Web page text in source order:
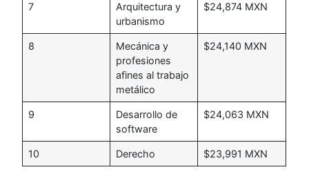
7
Arquitectura y
urbanismo
$24,874 MXN
8
Mecánica y
profesiones
afines al trabajo
metálico
$24,140 MXN
9
Desarrollo de
software
$24,063 MXN
10 Derecho $23,991 MXN